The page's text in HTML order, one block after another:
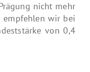
nicht mehr
empfehlen wir bei
von 0,4